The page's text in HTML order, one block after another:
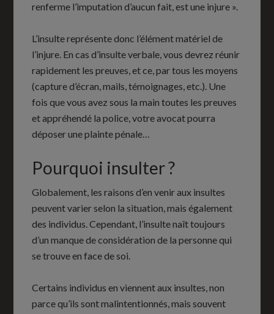
renferme l’imputation d’aucun fait, est une injure ».
L’insulte représente donc l’élément matériel de
l’injure. En cas d’insulte verbale, vous devrez réunir
rapidement les preuves, et ce, par tous les moyens
(capture d’écran, mails, témoignages, etc.). Une
fois que vous avez sous la main toutes les preuves
et appréhendé la police, votre avocat pourra
déposer une plainte pénale…
Pourquoi insulter ?
Globalement, les raisons d’en venir aux insultes
peuvent varier selon la situation, mais également
des individus. Cependant, l’insulte naît toujours
d’un manque de considération de la personne qui
se trouve en face de soi.
Certains individus en viennent aux insultes, non
parce qu’ils sont malintentionnés, mais souvent